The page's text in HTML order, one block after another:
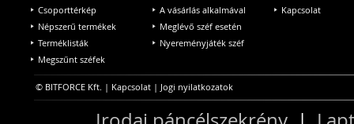
Csoporttérkép
Népszerű termékek
Terméklisták
Megszűnt széfek
A vásárlás alkalmával
Meglévő széf esetén
Nyereményjáték széf
Kapcsolat
© BITFORCE Kft. | Kapcsolat | Jogi nyilatkozatok